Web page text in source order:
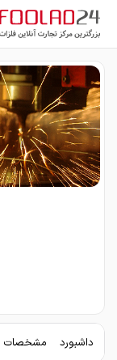
داشبورد مشخصات